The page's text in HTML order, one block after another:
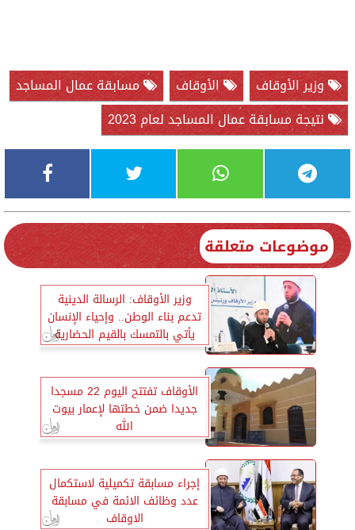
وزير الأوقاف الأوقاف
مسابقة عمال المساجد
نتيجة مسابقة عمال المساجد لعام 2023
موضوعات متعلقة
وزير الأوقاف: الرسالة الدينية
تدعم بناء الوطن.. وإحياء الإنسان
يأتي بالتمسك بالقيم الحضارية
الأوقاف تفتتح اليوم 22 مسجدا
جديدا ضمن خطتها لإعمار بيوت
الله
إجراء مسابقة تكميلية لاستكمال
عدد وظائف الائمة في مسابقة
الاوقاف